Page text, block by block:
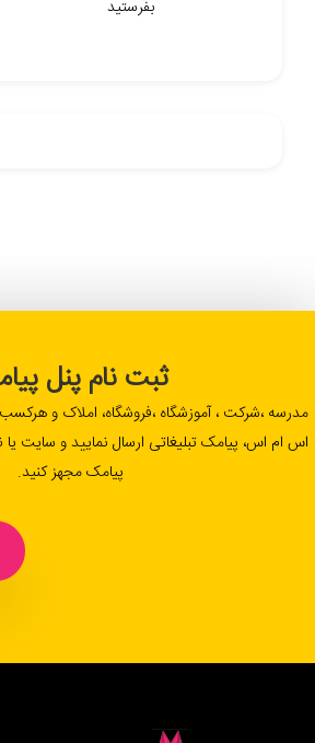
بفرستید
ثبت نام پنل
مدرسه ،شرکت ، آموزشگاه ،فروشگاه، املاک و
اس ام اس، پیامک تبلیغاتی ارسال نمایید و سایت یا
پیامک مجهز کنید.